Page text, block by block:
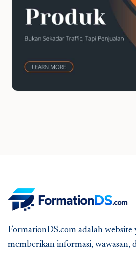
FormationDS.com adalah
memberikan informasi, wawasan,